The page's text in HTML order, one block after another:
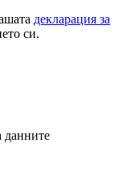
декларация за
си.
данните